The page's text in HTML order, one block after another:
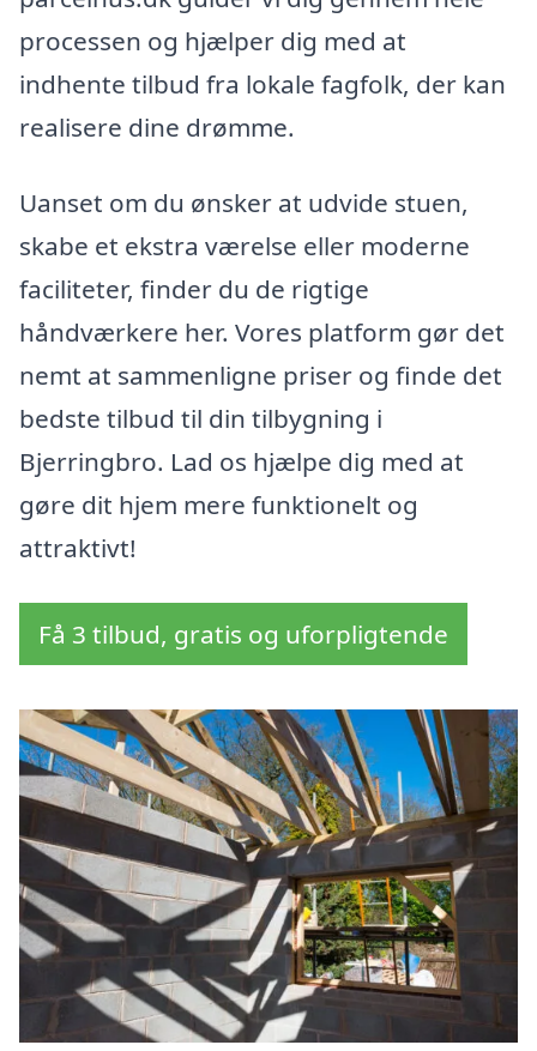
processen og hjælper dig med at
indhente tilbud fra lokale fagfolk, der kan
realisere dine drømme.
Uanset om du ønsker at udvide stuen,
skabe et ekstra værelse eller moderne
faciliteter, finder du de rigtige
håndværkere her. Vores platform gør det
nemt at sammenligne priser og finde det
bedste tilbud til din tilbygning i
Bjerringbro. Lad os hjælpe dig med at
gøre dit hjem mere funktionelt og
attraktivt!
Få 3 tilbud, gratis og uforpligtende